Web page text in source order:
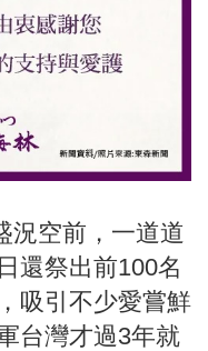
況空前，一道道
還祭出前100名
吸引不少愛嘗鮮
台灣才過3年就